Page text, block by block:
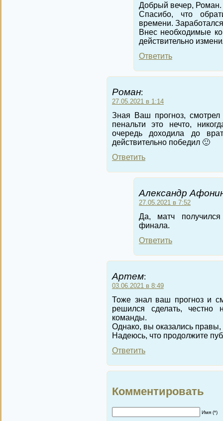
Добрый вечер, Роман.
Спасибо, что
времени.
Внес необходимые
действительно
Ответить
Роман:
27.05.2021 в 1:14
Зная Ваш прогноз,
пенальти это нечто,
очередь доходила до
действительно победил 🙂
Ответить
Александр
27.05.2021 в 7:52
Да, матч
финала.
Ответить
Артем:
03.06.2021 в 8:49
Тоже знал ваш прогноз и
решился сделать, честно
команды.
Однако, вы оказались правы,
Надеюсь, что продолжите
Ответить
Комментировать
Имя (*)